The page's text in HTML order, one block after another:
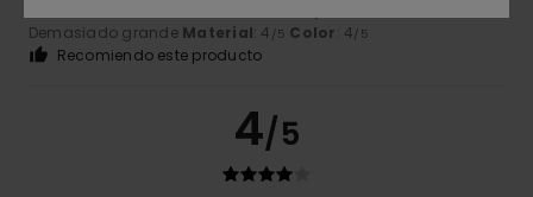
Demasiado grande Material: 4 /5 Color: 4/5
Recomiendo este producto
4/5